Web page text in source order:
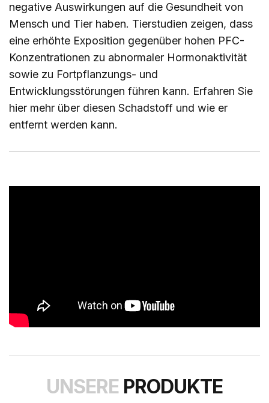
negative Auswirkungen auf die Gesundheit von
Mensch und Tier haben. Tierstudien zeigen, dass
eine erhöhte Exposition gegenüber hohen PFC-
Konzentrationen zu abnormaler Hormonaktivität
sowie zu Fortpflanzungs- und
Entwicklungsstörungen führen kann. Erfahren Sie
hier mehr über diesen Schadstoff und wie er
entfernt werden kann.
UNSEREPRODUKTE